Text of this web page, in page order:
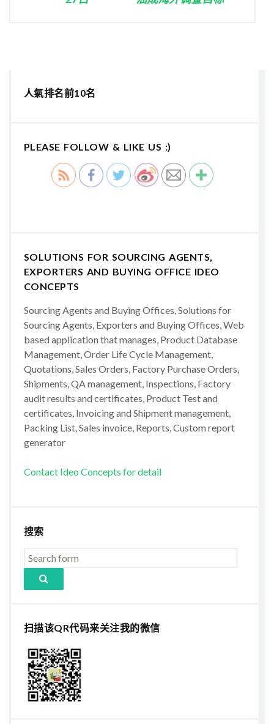
人氣排名前10名
PLEASE FOLLOW & LIKE US :)
SOLUTIONS FOR SOURCING AGENTS,
EXPORTERS AND BUYING OFFICE IDEO
CONCEPTS
Sourcing Agents and Buying Offices, Solutions for
Sourcing Agents, Exporters and Buying Offices, Web
based application that manages, Product Database
Management, Order Life Cycle Management,
Quotations, Sales Orders, Factory Purchase Orders,
Shipments, QA management, Inspections, Factory
audit results and certificates, Product Test and
certificates, Invoicing and Shipment management,
Packing List, Sales invoice, Reports, Custom report
generator
Contact Ideo Concepts for detail
搜索
扫描该QR代码来关注我的微信